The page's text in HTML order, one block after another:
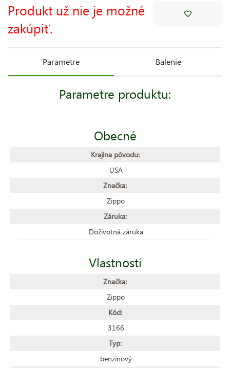
Produkt už nie je možné
zakúpiť.
Parametre Balenie
Parametre produktu:
Obecné
Krajina pôvodu:
USA
Značka:
Zippo
Záruka:
Doživotná záruka
Vlastnosti
Značka:
Zippo
Kód:
3166
Typ:
benzínový